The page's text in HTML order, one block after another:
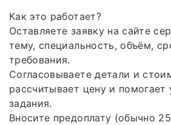
Как это работает?
Оставляете заявку на сайте
тему, специальность, объём,
требования.
Согласовываете детали и
рассчитывает цену и помогает
задания.
Вносите предоплату (обычно